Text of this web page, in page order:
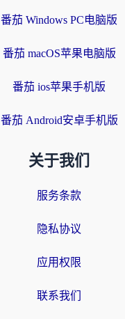
番茄 Windows PC电脑版
番茄 macOS苹果电脑版
番茄 ios苹果手机版
番茄 Android安卓手机版
关于我们
服务条款
隐私协议
应用权限
联系我们